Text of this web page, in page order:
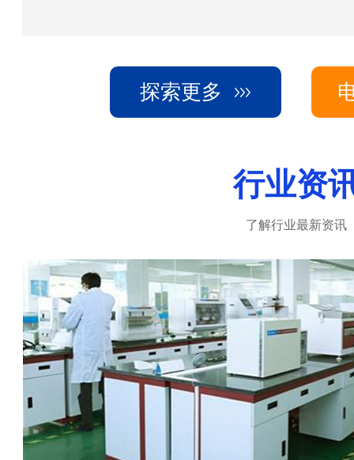
海，重庆，成都，西安，新疆等
备专业的工程师团队，负责售前
真正做到：诚信、负责、尊重客
号：hnwanfu@126.com...
探索更多
行业资
了解行业最新资讯